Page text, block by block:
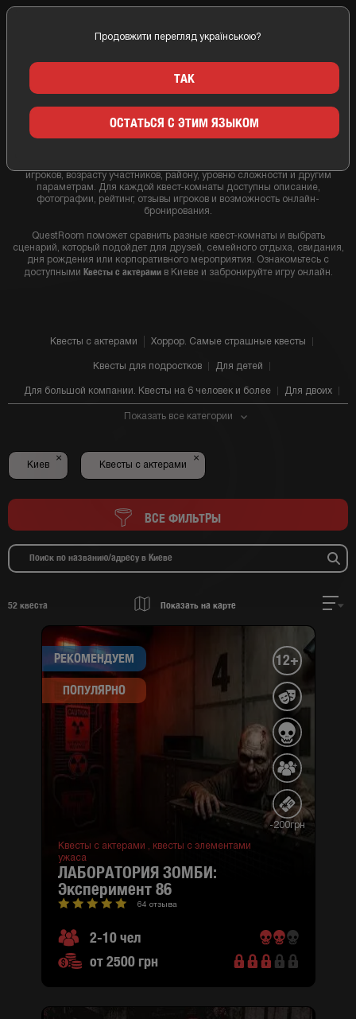
КВЕСТЫ С АКТЕРАМИ В КИЕВЕ
игроков, возрасту участников, району, уровню сложности и другим
параметрам. Для каждой квест-комнаты доступны описание,
фотографии, рейтинг, отзывы игроков и возможность онлайн-
бронирования.
QuestRoom поможет сравнить разные квест-комнаты и выбрать
сценарий, который подойдет для друзей, семейного отдыха, свидания,
дня рождения или корпоративного мероприятия. Ознакомьтесь с
доступными Квесты с актерамив Киеве и забронируйте игру онлайн.
Квесты с актерами Хоррор. Самые страшные квесты
Квесты для подростков Для детей
Для большой компании. Квесты на 6 человек и более Для двоих
Показать все категории
Киев
×
Квесты с актерами
×
ВСЕ ФИЛЬТРЫ
52 квеста Показать на карте
РЕКОМЕНДУЕМ
ПОПУЛЯРНО
12+
-200грн
Квесты с актерами ,
квесты с элементами
ужаса
ЛАБОРАТОРИЯ ЗОМБИ:
эксперимент 86
64 отзыва
2-10 чел
от 2500 грн
Продовжити перегляд українською?
ТАК
ОСТАТЬСЯ С ЭТИМ ЯЗЫКОМ